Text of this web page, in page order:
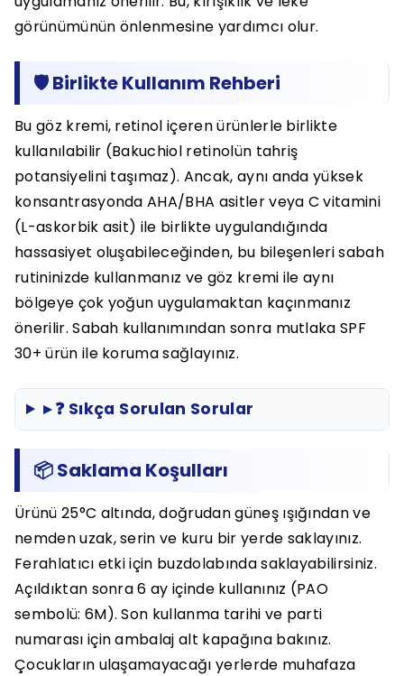
görünümünün önlenmesine yardımcı olur.
🛡️ Birlikte Kullanım Rehberi
Bu göz kremi, retinol içeren ürünlerle birlikte
kullanılabilir (Bakuchiol retinolün tahriş
potansiyelini taşımaz). Ancak, aynı anda yüksek
konsantrasyonda AHA/BHA asitler veya C vitamini
(L-askorbik asit) ile birlikte uygulandığında
hassasiyet oluşabileceğinden, bu bileşenleri sabah
rutininizde kullanmanız ve göz kremi ile aynı
bölgeye çok yoğun uygulamaktan kaçınmanız
önerilir. Sabah kullanımından sonra mutlaka SPF
30+ ürün ile koruma sağlayınız.
▸ ❓ Sıkça Sorulan Sorular
📦 Saklama Koşulları
Ürünü 25°C altında, doğrudan güneş ışığından ve
nemden uzak, serin ve kuru bir yerde saklayınız.
Ferahlatıcı etki için buzdolabında saklayabilirsiniz.
Açıldıktan sonra 6 ay içinde kullanınız (PAO
sembolü: 6M). Son kullanma tarihi ve parti
numarası için ambalaj alt kapağına bakınız.
Çocukların ulaşamayacağı yerlerde muhafaza